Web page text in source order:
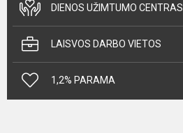
DIENOS UŽIMTUMO CENTRAS
LAISVOS DARBO VIETOS
1,2% PARAMA